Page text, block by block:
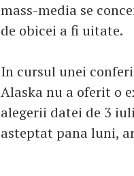
mass-media se
de obicei a fi uitate.
In cursul unei
Alaska nu a oferit o
alegerii datei de 3
asteptat pana luni,